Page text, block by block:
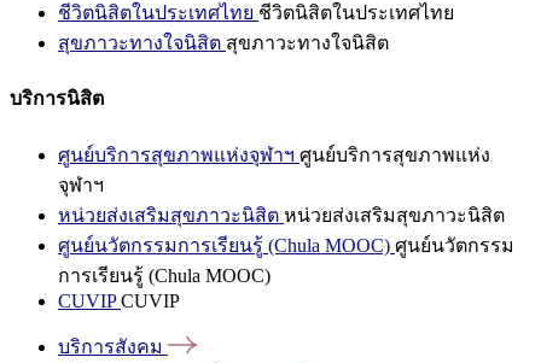
ชีวิตนิสิตในประเทศไทย ชีวิตนิสิตในประเทศไทย
สุขภาวะทางใจนิสิต สุขภาวะทางใจนิสิต
บริการนิสิต
ศูนย์บริการสุขภาพแห่งจุฬาฯ ศูนย์บริการสุขภาพแห่ง
จุฬาฯ
หน่วยส่งเสริมสุขภาวะนิสิต หน่วยส่งเสริมสุขภาวะนิสิต
ศูนย์นวัตกรรมการเรียนรู้ (Chula MOOC) ศูนย์นวัตกรรม
การเรียนรู้ (Chula MOOC)
CUVIPCUVIP
บริการสังคม